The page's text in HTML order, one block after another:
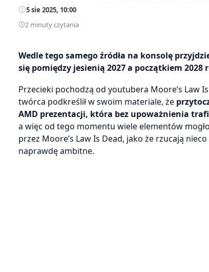
5 sie 2025, 10:00
2 minuty czytania
Wedle tego samego źródła na konsolę
się pomiędzy jesienią 2027 a początkiem 2028
Przecieki pochodzą od youtubera Moore’s Law
twórca podkreślił w swoim materiale, że
AMD prezentacji, która bez upoważnienia
a więc od tego momentu wiele elementów
przez Moore’s Law Is Dead, jako że rzucają
naprawdę ambitne.